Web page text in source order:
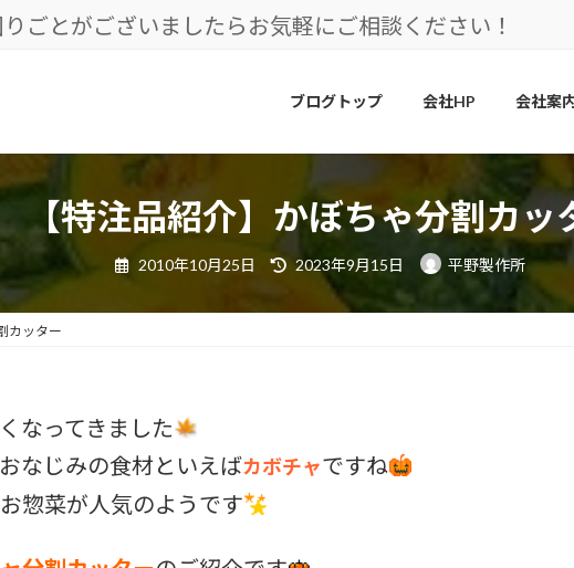
ごとがございましたらお気軽にご相談ください！
ブログトップ 会社HP 会社案
【特注品紹介】かぼちゃ分割カッ
2010年10月25日
最
終
日
2023年9月15日 平野製作所
カッター
なってきました
なじみの食材といえばカボチャですね
惣菜が人気のようです